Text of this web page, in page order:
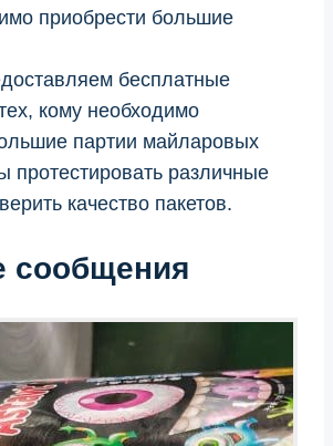
приобрести большие
бесплатные
кому необходимо
партии майларовых
протестировать различные
качество пакетов.
сообщения